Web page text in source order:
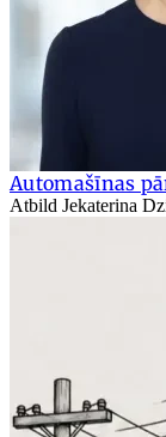
Automašīnas
Atbild Jekaterina